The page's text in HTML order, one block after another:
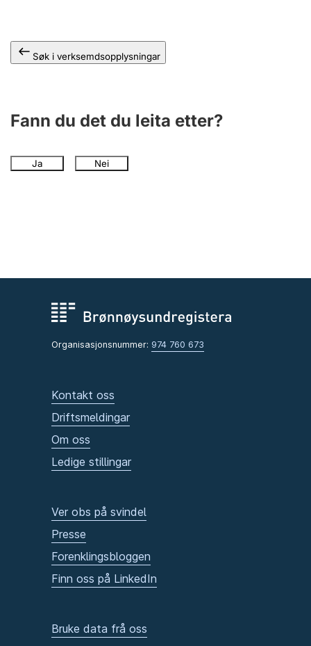
Søk i verksemdsopplysningar
Fann du det du leita etter?
Ja Nei
Organisasjonsnummer: 974 760 673
Kontakt oss
Driftsmeldingar
Om oss
Ledige stillingar
Ver obs på svindel
Presse
Forenklingsbloggen
Finn oss på LinkedIn
Bruke data frå oss